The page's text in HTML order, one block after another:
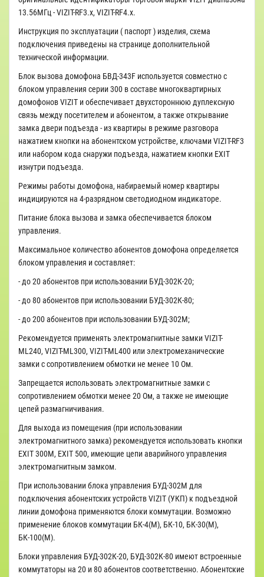
13.56МГц - VIZIT-RF3.x, VIZIT-RF4.x.
Инструкция по эксплуатации ( паспорт ) изделия, схема
подключения приведены на странице дополнительной
технической информации.
Блок вызова домофона БВД-343F используется совместно с
блоком управления серии 300 в составе многоквартирных
домофонов VIZIT и обеспечивает двухстороннюю дуплексную
связь между посетителем и абонентом, а также открывание
замка двери подъезда - из квартиры в режиме разговора
нажатием кнопки на абонентском устройстве, ключами VIZIT-RF3
или набором кода снаружи подъезда, нажатием кнопки EXIT
изнутри подъезда.
Режимы работы домофона, набираемый номер квартиры
индицируются на 4-разрядном светодиодном индикаторе.
Питание блока вызова и замка обеспечивается блоком
управления.
Максимальное количество абонентов домофона определяется
блоком управления и составляет:
- до 20 абонентов при использовании БУД-302К-20;
- до 80 абонентов при использовании БУД-302К-80;
- до 200 абонентов при использовании БУД-302М;
Рекомендуется применять электромагнитные замки VIZIT-
МL240, VIZIT-МL300, VIZIT-МL400 или электромеханические
замки с сопротивлением обмотки не менее 10 Ом.
Запрещается использовать электромагнитные замки с
сопротивлением обмотки менее 20 Ом, а также не имеющие
цепей размагничивания.
Для выхода из помещения (при использовании
электромагнитного замка) рекомендуется использовать кнопки
ЕХIT 300М, ЕХIT 500, имеющие цепи аварийного управления
электромагнитным замком.
При использовании блока управления БУД-302М для
подключения абонентских устройств VIZIT (УКП) к подъездной
линии домофона применяются блоки коммутации. Возможно
применение блоков коммутации БК-4(М), БК-10, БК-30(М),
БК-100(М).
Блоки управления БУД-302К-20, БУД-302К-80 имеют встроенные
коммутаторы на 20 и 80 абонентов соответственно. Абонентские